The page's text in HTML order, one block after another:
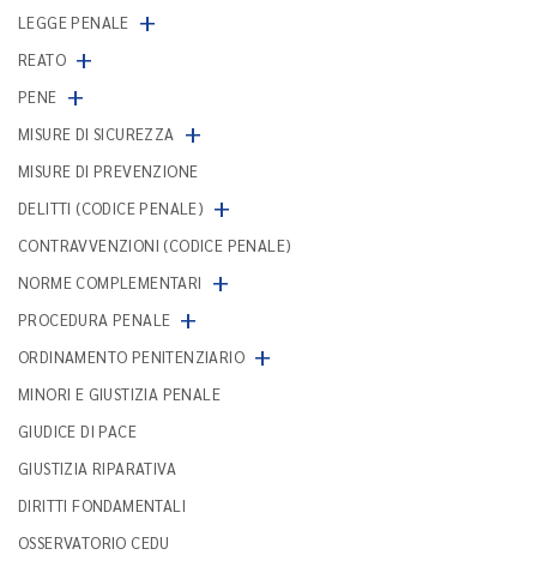
LEGGE PENALE +
REATO +
PENE +
MISURE DI SICUREZZA +
MISURE DI PREVENZIONE
DELITTI (CODICE PENALE) +
CONTRAVVENZIONI (CODICE PENALE)
NORME COMPLEMENTARI
+
PROCEDURA PENALE +
ORDINAMENTO PENITENZIARIO +
MINORI E GIUSTIZIA PENALE
GIUDICE DI PACE
GIUSTIZIA RIPARATIVA
DIRITTI FONDAMENTALI
OSSERVATORIO CEDU